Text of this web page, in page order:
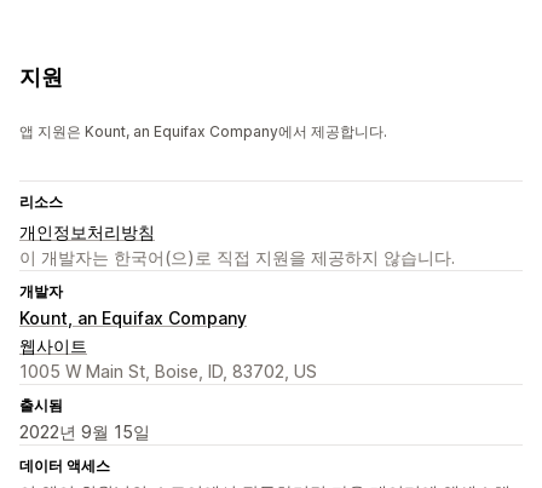
지원
앱 지원은 Kount, an Equifax Company에서 제공합니다.
리소스
개인정보처리방침
이 개발자는 한국어(으)로 직접 지원을 제공하지 않습니다.
개발자
Kount, an Equifax Company
웹사이트
1005 W Main St, Boise, ID, 83702, US
출시됨
2022년 9월 15일
데이터 액세스